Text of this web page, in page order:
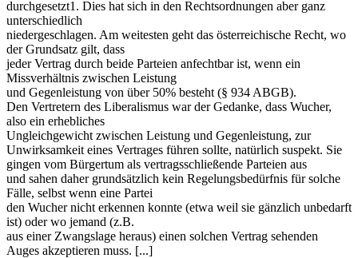
durchgesetzt1. Dies hat sich in den Rechtsordnungen aber ganz
unterschiedlich
niedergeschlagen. Am weitesten geht das österreichische Recht, wo
der Grundsatz gilt, dass
jeder Vertrag durch beide Parteien anfechtbar ist, wenn ein
Missverhältnis zwischen Leistung
und Gegenleistung von über 50% besteht (§ 934 ABGB).
Den Vertretern des Liberalismus war der Gedanke, dass Wucher,
also ein erhebliches
Ungleichgewicht zwischen Leistung und Gegenleistung, zur
Unwirksamkeit eines Vertrages führen sollte, natürlich suspekt. Sie
gingen vom Bürgertum als vertragsschließende Parteien aus
und sahen daher grundsätzlich kein Regelungsbedürfnis für solche
Fälle, selbst wenn eine Partei
den Wucher nicht erkennen konnte (etwa weil sie gänzlich unbedarft
ist) oder wo jemand (z.B.
aus einer Zwangslage heraus) einen solchen Vertrag sehenden
Auges akzeptieren muss. [...]